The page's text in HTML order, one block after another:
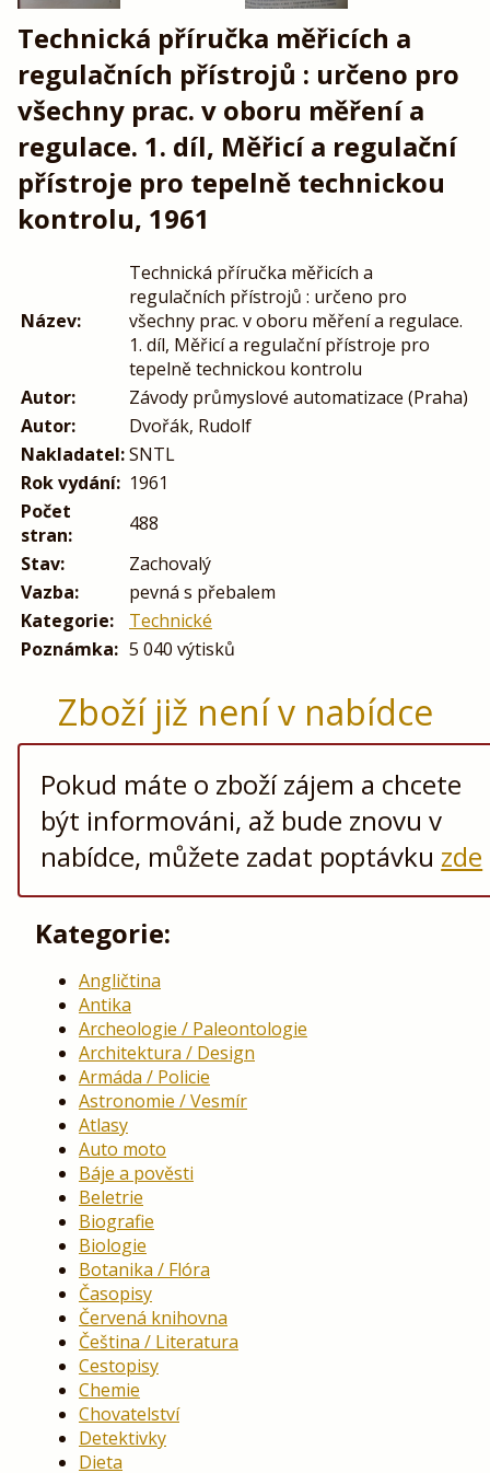
Technická příručka měřicích a
regulačních přístrojů : určeno pro
všechny prac. v oboru měření a
regulace. 1. díl, Měřicí a regulační
přístroje pro tepelně technickou
kontrolu, 1961
Název:
Technická příručka měřicích a
regulačních přístrojů : určeno pro
všechny prac. v oboru měření a regulace.
1. díl, Měřicí a regulační přístroje pro
tepelně technickou kontrolu
Autor:
Závody průmyslové automatizace (Praha)
Autor:
Dvořák, Rudolf
Nakladatel:SNTL
Rok vydání: 1961
Počet
stran:
488
Stav:
Zachovalý
Vazba:
pevná s přebalem
Kategorie:
Technické
Poznámka: 5 040 výtisků
Zboží již není v nabídce
Pokud máte o zboží zájem a chcete
být informováni, až bude znovu v
nabídce, můžete zadat poptávku zde
Kategorie:
Angličtina
Antika
Archeologie / Paleontologie
Architektura / Design
Armáda / Policie
Astronomie / Vesmír
Atlasy
Auto moto
Báje a pověsti
Beletrie
Biografie
Biologie
Botanika / Flóra
Časopisy
Červená knihovna
Čeština / Literatura
Cestopisy
Chemie
Chovatelství
Detektivky
Dieta